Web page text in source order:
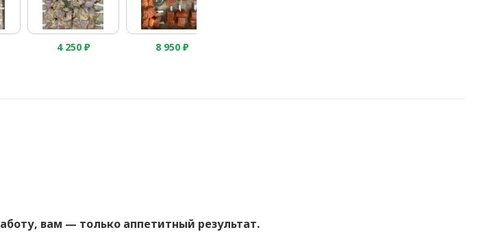
4 250 ₽ 8 950 ₽
вам — только аппетитный результат.